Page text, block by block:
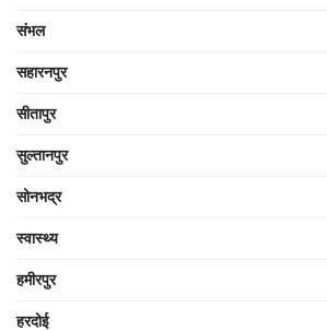
संभल
सहारनपुर
सीतापुर
सुल्तानपुर
सोनभद्र
स्वास्थ्य
हमीरपुर
हरदोई